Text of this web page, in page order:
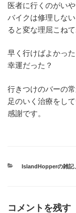
医者に行くのがい
バイクは修理しな
ると変な理屈こね
早く行けばよかっ
幸運だった？
行きつけのバーの
足のいく治療をし
感謝です。
カ
IslandHopperの雑記、
コメントを残す